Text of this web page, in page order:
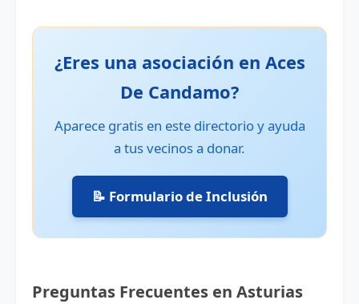
¿Eres una asociación en Aces
De Candamo?
Aparece gratis en este directorio y ayuda
a tus vecinos a donar.
📝 Formulario de Inclusión
Preguntas Frecuentes en Asturias